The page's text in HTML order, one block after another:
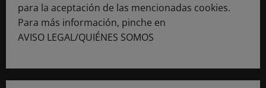
para la aceptación de las mencionadas cookies.
Para más información, pinche en
AVISO LEGAL/QUIÉNES SOMOS